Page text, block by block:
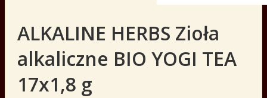
ALKALINE HERBS Zioła
alkaliczne BIO YOGI TEA
17x1,8 g